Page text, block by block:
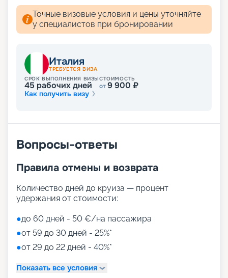
Погрузитесь в морскую атмосферу и
насладитесь уникальным путешествием на MSC
Euribia.
Точные визовые условия и цены уточняйте
у специалистов при бронировании
Италия
ТРЕБУЕТСЯ ВИЗА
СРОК ВЫПОЛНЕНИЯ ВИЗЫ
45 рабочих дней
СТОИМОСТЬ
от9 900 ₽
Как получить визу
Вопросы-ответы
Правила отмены и возврата
Количество дней до круиза — процент
удержания от стоимости:
●до 60 дней - 50 €/на пассажира
●от 59 до 30 дней - 25%*
●от 29 до 22 дней - 40%*
Показать все условия